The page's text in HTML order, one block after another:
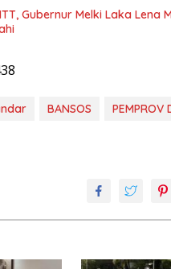
Gubernur Melki Laka Lena
BANSOS
PEMPROV